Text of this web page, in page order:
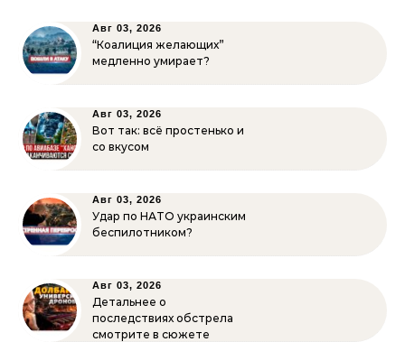
Авг 03, 2026
“Коалиция желающих”
медленно умирает?
Авг 03, 2026
Вот так: всё простенько и
со вкусом
Авг 03, 2026
Удар по НАТО украинским
беспилотником?
Авг 03, 2026
Детальнее о
последствиях обстрела
смотрите в сюжете